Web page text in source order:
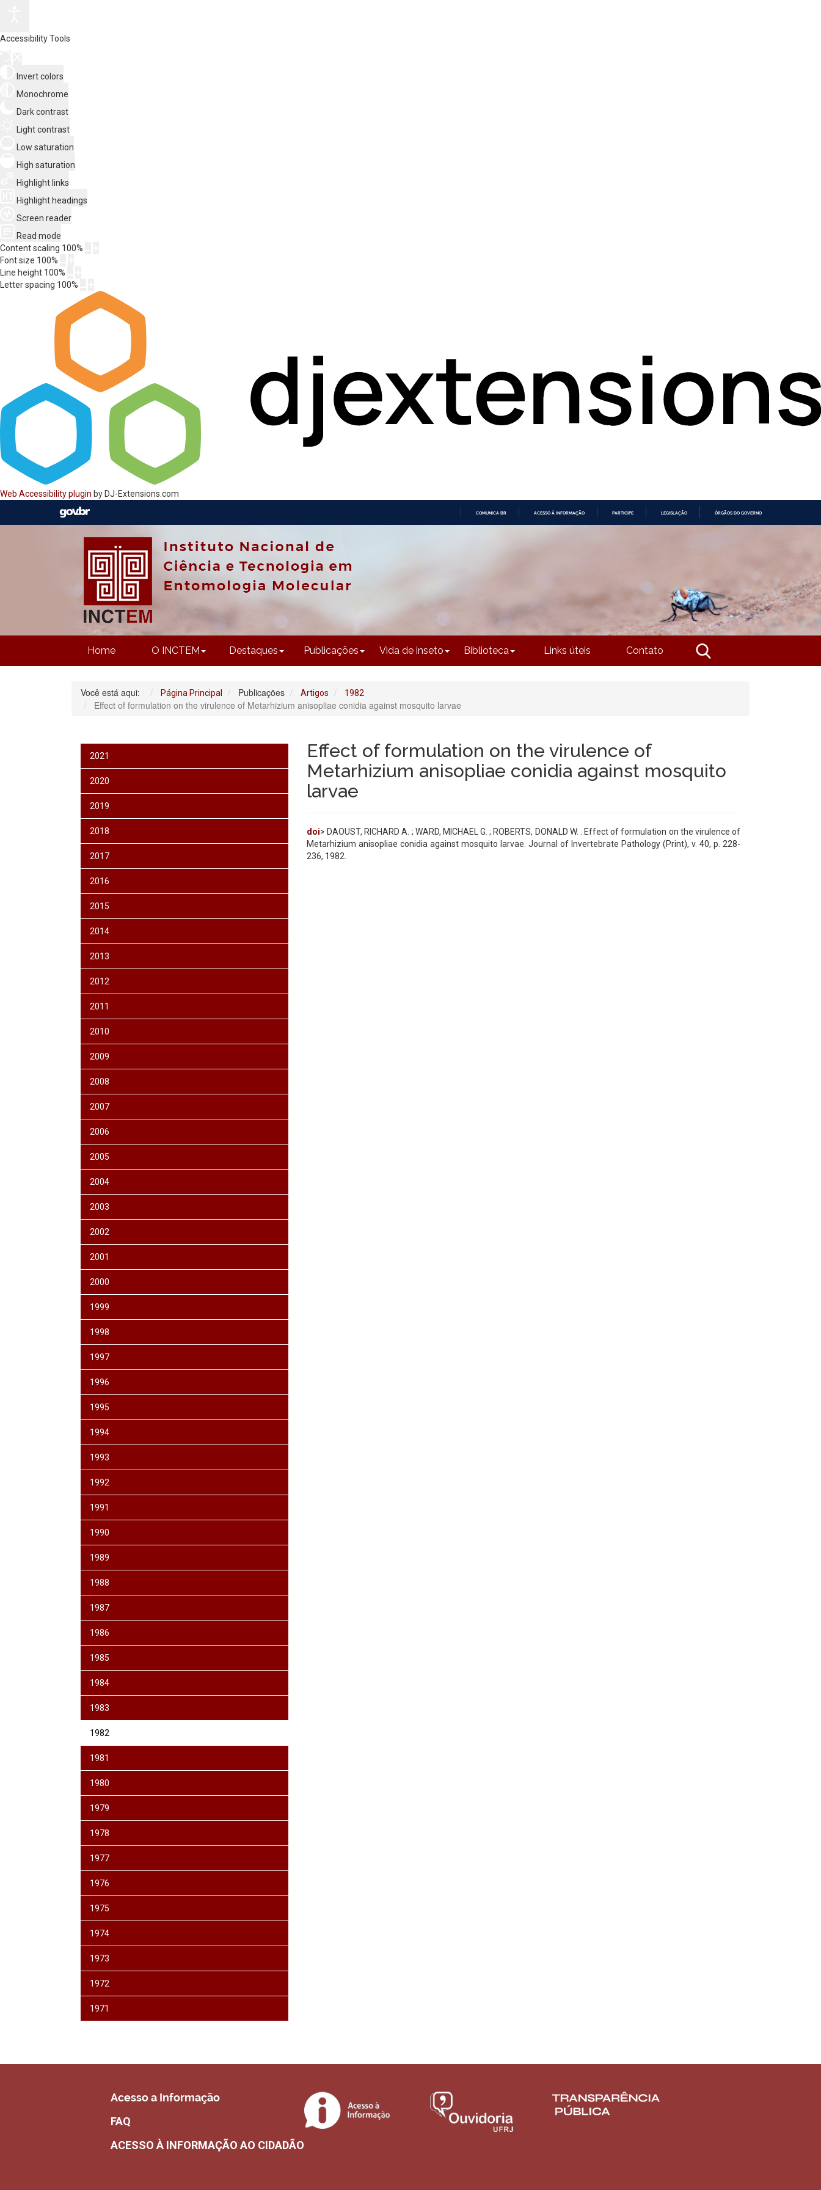
Accessibility Tools
Invert colors
Monochrome
Dark contrast
Light contrast
Low saturation
High saturation
Highlight links
Highlight headings
Screen reader
Read mode
Content scaling 100%
Font size 100%
Line height 100%
Letter spacing 100%
Web Accessibility plugin by DJ-Extensions.com
COMUNICA BR ACESSO À INFORMAÇÃO PARTICIPE LEGISLAÇÃO ÓRGÃOS DO GOVERNO
Home O INCTEM Destaques Publicações Vida de inseto Biblioteca Links úteis Contato
Você está aqui: Página Principal Publicações Artigos 1982
Effect of formulation on the virulence of Metarhizium anisopliae conidia against mosquito larvae
2021
2020
2019
2018
2017
2016
2015
2014
2013
2012
2011
2010
2009
2008
2007
2006
2005
2004
2003
2002
2001
2000
1999
1998
1997
1996
1995
1994
1993
1992
1991
1990
1989
1988
1987
1986
1985
1984
1983
1982
1981
1980
1979
1978
1977
1976
1975
1974
1973
1972
1971
Effect of formulation on the virulence of
Metarhizium anisopliae conidia against mosquito
larvae
doi> DAOUST, RICHARD A. ; WARD, MICHAEL G. ; ROBERTS, DONALD W. . Effect of formulation on the virulence of
Metarhizium anisopliae conidia against mosquito larvae. Journal of Invertebrate Pathology (Print), v. 40, p. 228-
236, 1982.
Acesso a Informação
FAQ
ACESSO À INFORMAÇÃO AO CIDADÃO